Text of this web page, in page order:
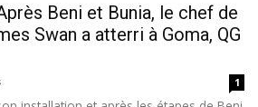
Beni et Bunia, le chef de
Swan a atterri à Goma, QG
1